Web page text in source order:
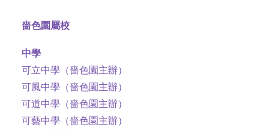
社交平台
字型大小
嗇色園屬校
中學
可立中學（嗇色園主辦）
可風中學（嗇色園主辦）
可道中學（嗇色園主辦）
可藝中學（嗇色園主辦）